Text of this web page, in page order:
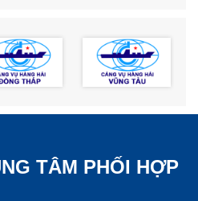
TÂM PHỐI HỢP